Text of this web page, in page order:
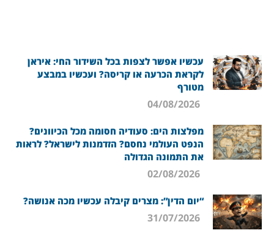
עכשיו אפשר לצפות בכל השידור החי: איראן
לקראת הכרעה או קריסה? ועכשיו במבצע
מטורף
מפלצות הים: סעודיה חסומה מכל הכיוונים?
הנפט העולמי נחסם? הזדמנות לישראל? לראות
את התמונה הגדולה
“יום הדין”: מצרים קיבלה עכשיו מכה אנושה?